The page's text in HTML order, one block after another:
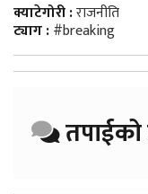
क्याटेगोरी :राजनीति
ट्याग :#breaking
तपाईको